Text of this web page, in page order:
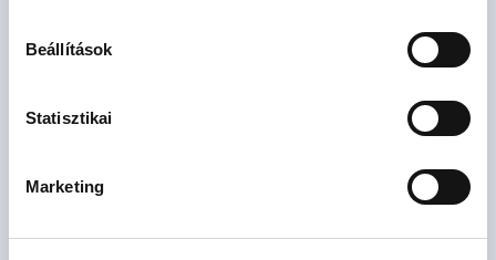
Beállítások
Statisztikai
Marketing
Újépítésű eladó lakás - Budapest III. kerület